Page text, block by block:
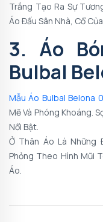
Trắng Tạo Ra Sự
Áo Đấu Sân Nhà, Cổ
3. Áo
Bulbal
Mẫu Áo Bulbal Belona
Mẽ Và Phóng Khoáng.
Nổi Bật.
Ở Thân Áo Là Những
Phỏng Theo Hình Mũi
Áo.